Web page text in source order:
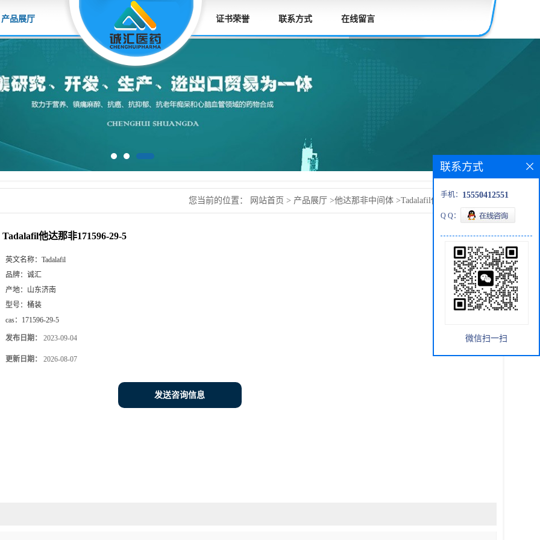
产品展厅 证书荣誉 联系方式 在线留言
您当前的位置： 网站首页 > 产品展厅 >他达那非中间体 >Tadalafil他达那非
Tadalafil他达那非171596-29-5
英文名称： Tadalafil
品牌： 诚汇
产地： 山东济南
型号： 桶装
cas： 171596-29-5
发布日期： 2023-09-04
更新日期： 2026-08-07
发送咨询信息
联系方式
手机： 15550412551
Q Q：
微信扫一扫